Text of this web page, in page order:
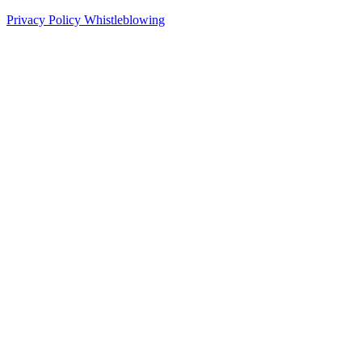
Privacy Policy Whistleblowing